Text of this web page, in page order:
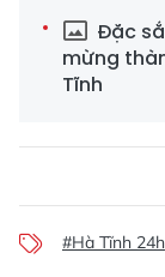
Đặc
mừng
Tĩnh
#Hà Tĩnh 24h